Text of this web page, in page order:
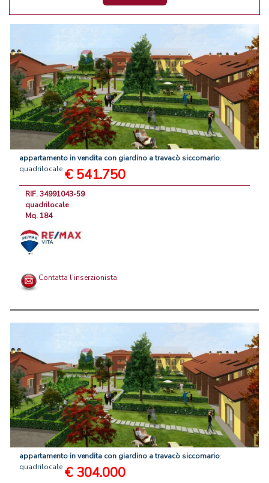
appartamento invendita con giardino atravacò siccomario:
quadrilocale € 541.750
RIF. 34991043-59
quadrilocale
Mq. 184
Contatta l'inserzionista
appartamento invendita con giardino atravacò siccomario:
quadrilocale € 304.000